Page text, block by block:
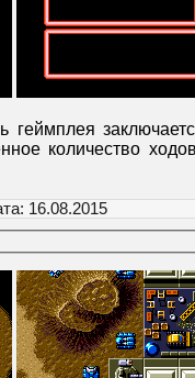
количество
16.08.2015